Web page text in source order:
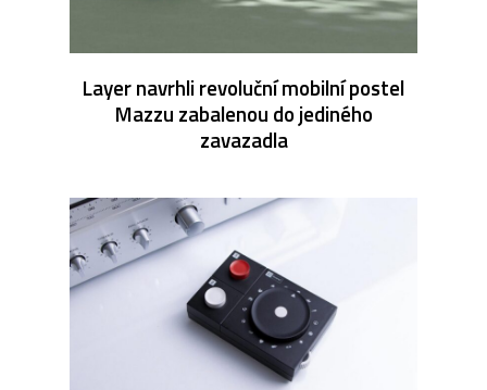
Layer navrhli revoluční mobilní postel
Mazzu zabalenou do jediného
zavazadla